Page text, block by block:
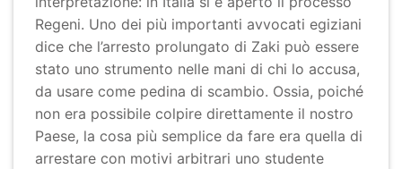
Regeni. Uno dei più importanti avvocati egiziani
dice che l’arresto prolungato di Zaki può essere
stato uno strumento nelle mani di chi lo accusa,
da usare come pedina di scambio. Ossia, poiché
non era possibile colpire direttamente il nostro
Paese, la cosa più semplice da fare era quella di
arrestare con motivi arbitrari uno studente